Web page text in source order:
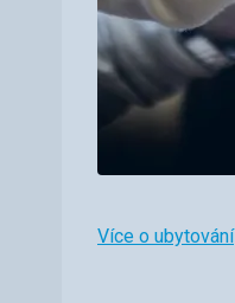
Více o ubytování